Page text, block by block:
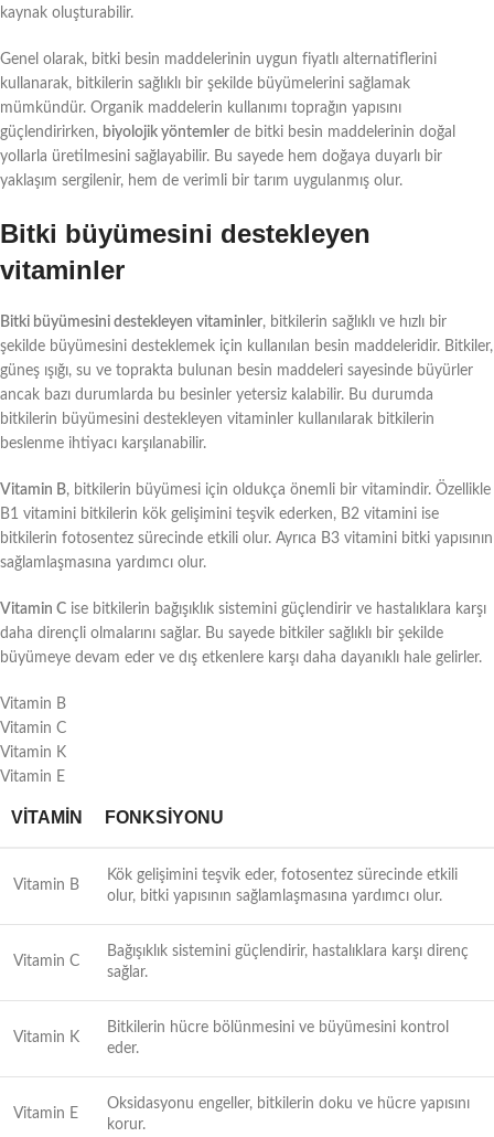
kaynak oluşturabilir.
Genel olarak, bitki besin maddelerinin uygun fiyatlı alternatiflerini
kullanarak, bitkilerin sağlıklı bir şekilde büyümelerini sağlamak
mümkündür. Organik maddelerin kullanımı toprağın yapısını
güçlendirirken, biyolojik yöntemler de bitki besin maddelerinin doğal
yollarla üretilmesini sağlayabilir. Bu sayede hem doğaya duyarlı bir
yaklaşım sergilenir, hem de verimli bir tarım uygulanmış olur.
Bitki büyümesini destekleyen
vitaminler
Bitki büyümesini destekleyen vitaminler, bitkilerin sağlıklı ve hızlı bir
şekilde büyümesini desteklemek için kullanılan besin maddeleridir. Bitkiler,
güneş ışığı, su ve toprakta bulunan besin maddeleri sayesinde büyürler
ancak bazı durumlarda bu besinler yetersiz kalabilir. Bu durumda
bitkilerin büyümesini destekleyen vitaminler kullanılarak bitkilerin
beslenme ihtiyacı karşılanabilir.
Vitamin B, bitkilerin büyümesi için oldukça önemli bir vitamindir. Özellikle
B1 vitamini bitkilerin kök gelişimini teşvik ederken, B2 vitamini ise
bitkilerin fotosentez sürecinde etkili olur. Ayrıca B3 vitamini bitki yapısının
sağlamlaşmasına yardımcı olur.
Vitamin C ise bitkilerin bağışıklık sistemini güçlendirir ve hastalıklara karşı
daha dirençli olmalarını sağlar. Bu sayede bitkiler sağlıklı bir şekilde
büyümeye devam eder ve dış etkenlere karşı daha dayanıklı hale gelirler.
Vitamin B
Vitamin C
Vitamin K
Vitamin E
VITAMIN FONKSIYONU
Vitamin B
Kök gelişimini teşvik eder, fotosentez sürecinde etkili
olur, bitki yapısının sağlamlaşmasına yardımcı olur.
Vitamin C
Bağışıklık sistemini güçlendirir, hastalıklara karşı direnç
sağlar.
Vitamin K
Bitkilerin hücre bölünmesini ve büyümesini kontrol
eder.
Vitamin E
Oksidasyonu engeller, bitkilerin doku ve hücre yapısını
korur.